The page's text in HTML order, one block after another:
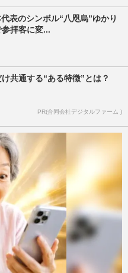
表のシンボル“八咫烏”ゆかり
拝客に変...
共通する“ある特徴”とは？
PR(合同会社デジタルファーム )